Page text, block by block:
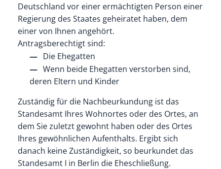
Deutschland vor einer ermächtigten Person einer
Regierung des Staates geheiratet haben, dem
einer von Ihnen angehört.
Antragsberechtigt sind:
Die Ehegatten
Wenn beide Ehegatten verstorben sind,
deren Eltern und Kinder
Zuständig für die Nachbeurkundung ist das
Standesamt Ihres Wohnortes oder des Ortes, an
dem Sie zuletzt gewohnt haben oder des Ortes
Ihres gewöhnlichen Aufenthalts. Ergibt sich
danach keine Zuständigkeit, so beurkundet das
Standesamt I in Berlin die Eheschließung.